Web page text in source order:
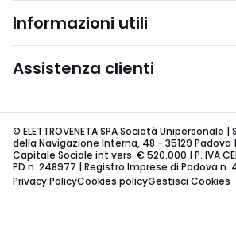
Informazioni utili
Assistenza clienti
© ELETTROVENETA SPA Società Unipersonale
della Navigazione Interna, 48 - 35129 Padova
Capitale Sociale int.vers. € 520.000 | P. IVA
PD n. 248977 | Registro Imprese di Padova n.
Privacy PolicyCookies policyGestisci Cookies